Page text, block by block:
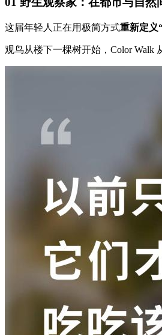
这届年轻人正在用极简方式重新定义
观鸟从楼下一棵树开始，Color Walk